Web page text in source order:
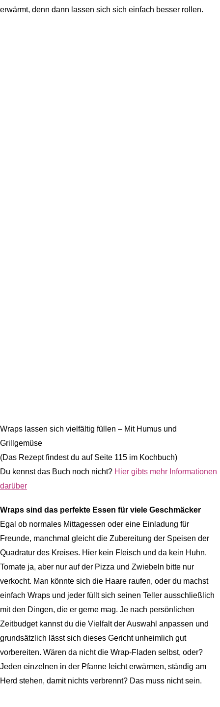
erwärmt, denn dann lassen sich sich einfach besser rollen.
Wraps lassen sich vielfältig füllen – Mit Humus und
Grillgemüse
(Das Rezept findest du auf Seite 115 im Kochbuch)
Du kennst das Buch noch nicht? Hier gibts mehr Informationen
darüber
Wraps sind das perfekte Essen für viele Geschmäcker
Egal ob normales Mittagessen oder eine Einladung für
Freunde, manchmal gleicht die Zubereitung der Speisen der
Quadratur des Kreises. Hier kein Fleisch und da kein Huhn.
Tomate ja, aber nur auf der Pizza und Zwiebeln bitte nur
verkocht. Man könnte sich die Haare raufen, oder du machst
einfach Wraps und jeder füllt sich seinen Teller ausschließlich
mit den Dingen, die er gerne mag. Je nach persönlichen
Zeitbudget kannst du die Vielfalt der Auswahl anpassen und
grundsätzlich lässt sich dieses Gericht unheimlich gut
vorbereiten. Wären da nicht die Wrap-Fladen selbst, oder?
Jeden einzelnen in der Pfanne leicht erwärmen, ständig am
Herd stehen, damit nichts verbrennt? Das muss nicht sein.